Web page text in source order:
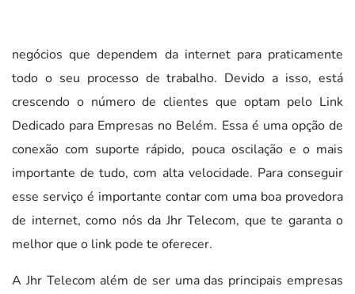
negócios que dependem da internet para praticamente
todo o seu processo de trabalho. Devido a isso, está
crescendo o número de clientes que optam pelo Link
Dedicado para Empresas no Belém. Essa é uma opção de
conexão com suporte rápido, pouca oscilação e o mais
importante de tudo, com alta velocidade. Para conseguir
esse serviço é importante contar com uma boa provedora
de internet, como nós da Jhr Telecom, que te garanta o
melhor que o link pode te oferecer.
A Jhr Telecom além de ser uma das principais empresas